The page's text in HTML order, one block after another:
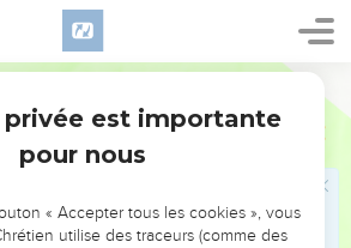
: Qu'as-tu vu pour avoir fait ainsi ?
parce que je disais : Assurément il
elle est ma soeur, fille de mon père ;
privée est importante
pour nous
« Accepter tous les cookies », vous
utilise des traceurs (comme des